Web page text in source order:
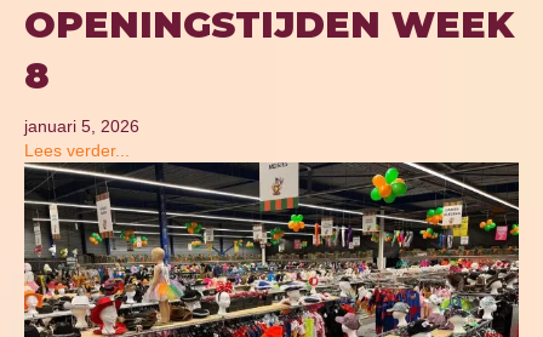
OPENINGSTIJDEN WEEK
8
januari 5, 2026
Lees verder...